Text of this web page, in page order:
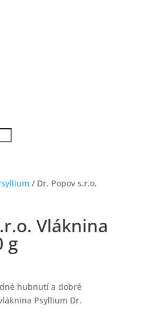
/ Dr. Popov s.r.o.
Vláknina
g
hubnutí a dobré
Psyllium Dr.